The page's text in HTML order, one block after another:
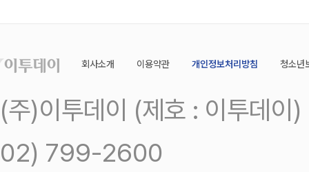
회사소개 이용약관 개인정보처리방침 청소년
(주)이투데이 (제호 : 이투데
02) 799-2600